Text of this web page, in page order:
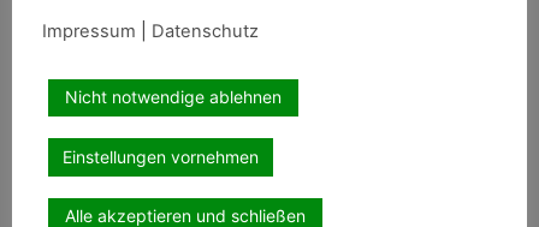
Impressum
Datenschutz
Nicht notwendige ablehnen
Einstellungen vornehmen
Alle akzeptieren und schließen